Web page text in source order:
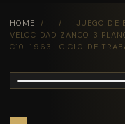
HOME / /
JUEGO DE
VELOCIDAD ZANCO 3
C10-1963 -CICLO DE